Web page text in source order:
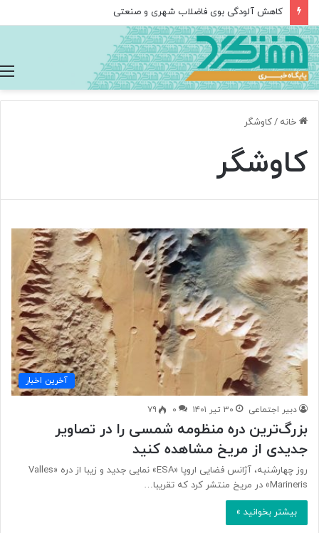
کاهش آلودگی بوی فاضلاب شهری و صنعتی
خانه /کاوشگر
کاوشگر
آخرین اخبار
دبیر اجتماعی ۳۰ تیر ۱۴۰۱ ۰ ۷۹
بزرگ‌ترین دره منظومه شمسی را در تصاویر
جدیدی از مریخ مشاهده کنید
روز چهارشنبه، آژانس فضایی اروپا «ESA» نمایی جدید و زیبا از دره «Valles
Marineris» در مریخ منتشر کرد که تقریبا…
بیشتر بخوانید »